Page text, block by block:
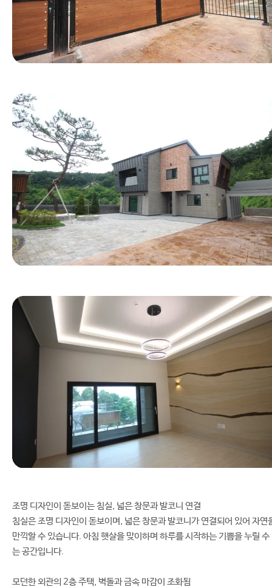
조명 디자인이 돋보이는 침실, 넓은 창문과 발코니 연결
침실은 조명 디자인이 돋보이며, 넓은 창문과 발코니가 연결되어 있어 자연
만끽할 수 있습니다. 아침 햇살을 맞이하며 하루를 시작하는 기쁨을 누릴 수
는 공간입니다.
모던한 외관의 2층 주택, 벽돌과 금속 마감이 조화됨